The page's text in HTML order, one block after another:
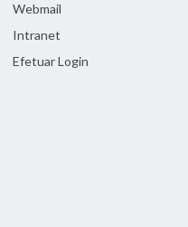
Webmail
Intranet
Efetuar Login